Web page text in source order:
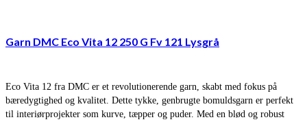
Garn DMC Eco Vita 12 250 G Fv 121 Lysgrå
Eco Vita 12 fra DMC er et revolutionerende garn, skabt med fokus på
bæredygtighed og kvalitet. Dette tykke, genbrugte bomuldsgarn er perfekt
til interiørprojekter som kurve, tæpper og puder. Med en blød og robust